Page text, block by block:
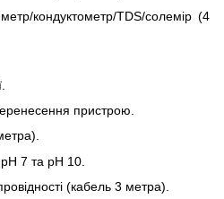
кондуктометр/TDS/солемір (4
пристрою.
7 та рН 10.
(кабель 3 метра).